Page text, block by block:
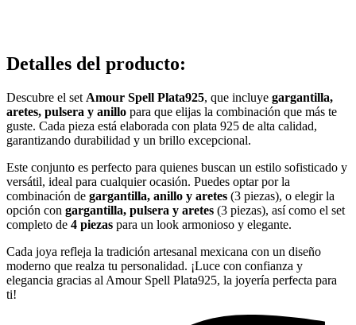
Detalles del producto:
Descubre el set Amour Spell Plata925, que incluye gargantilla,
aretes, pulsera y anillo para que elijas la combinación que más te
guste. Cada pieza está elaborada con plata 925 de alta calidad,
garantizando durabilidad y un brillo excepcional.
Este conjunto es perfecto para quienes buscan un estilo sofisticado y
versátil, ideal para cualquier ocasión. Puedes optar por la
combinación de gargantilla, anillo y aretes (3 piezas), o elegir la
opción con gargantilla, pulsera y aretes (3 piezas), así como el set
completo de 4 piezas para un look armonioso y elegante.
Cada joya refleja la tradición artesanal mexicana con un diseño
moderno que realza tu personalidad. ¡Luce con confianza y
elegancia gracias al Amour Spell Plata925, la joyería perfecta para
ti!